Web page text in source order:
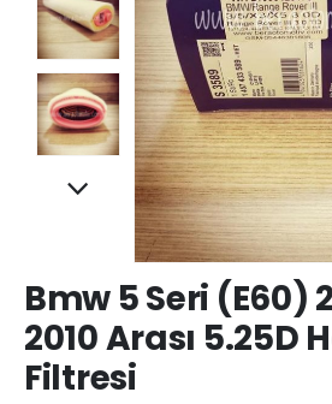
Bmw 5 Seri (E60)
2010 Arası 5.25D
Filtresi